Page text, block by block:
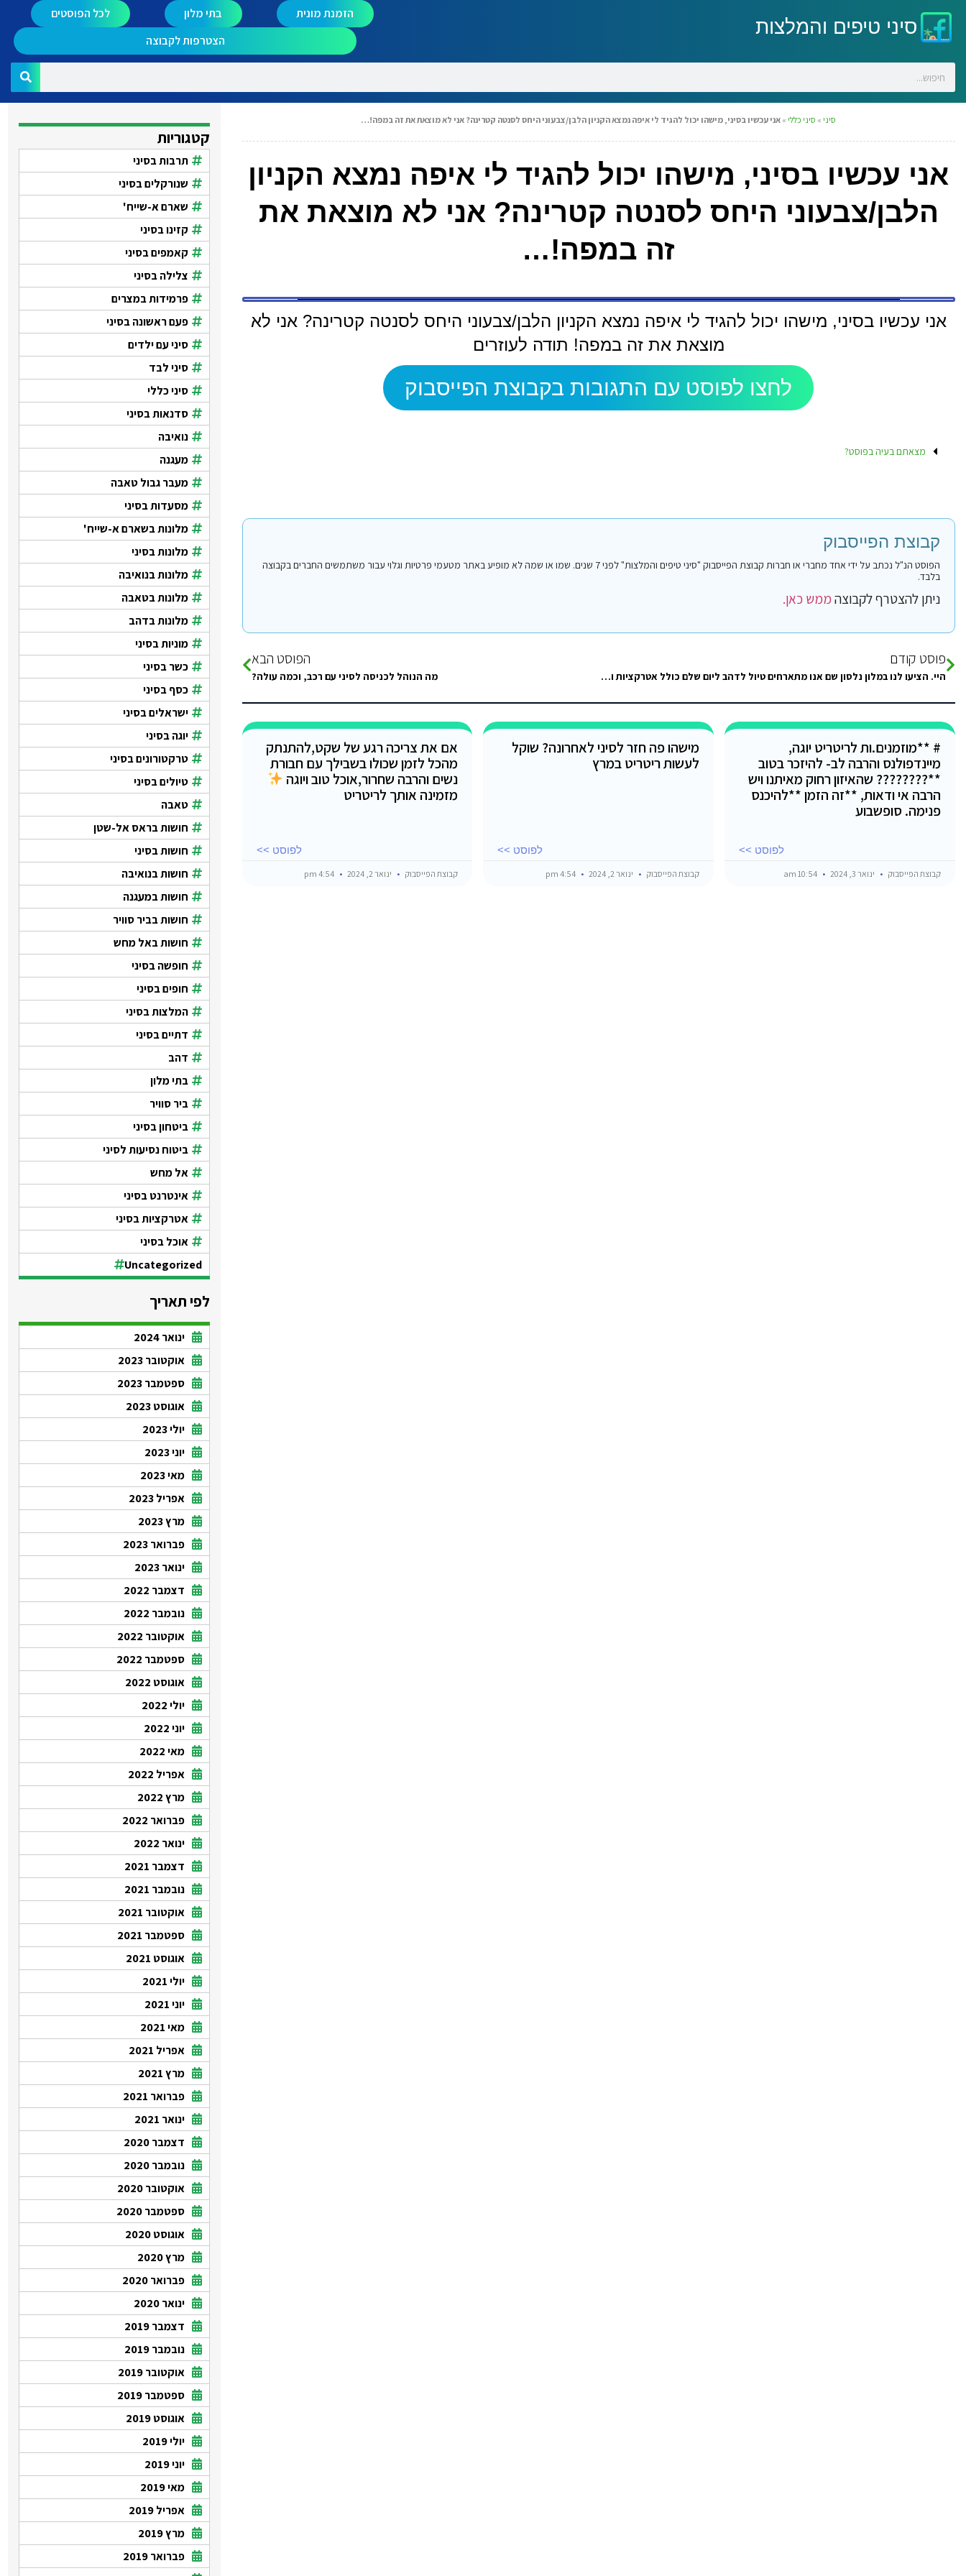
סיני טיפים והמלצות
הזמנת מונית בתי מלון
לכל הפוסטים
הצטרפות לקבוצה
סיני » סיני כללי » אני עכשיו בסיני, מישהו יכול להגיד לי איפה נמצא הקניון הלבן/צבעוני היחס לסנטה קטרינה? אני לא מוצאת את זה במפה!…
אני עכשיו בסיני, מישהו יכול להגיד לי איפה נמצא הקניון
הלבן/צבעוני היחס לסנטה קטרינה? אני לא מוצאת את
זה במפה!…
אני עכשיו בסיני, מישהו יכול להגיד לי איפה נמצא הקניון הלבן/צבעוני היחס לסנטה קטרינה? אני לא
מוצאת את זה במפה! תודה לעוזרים
לחצו לפוסט עם התגובות בקבוצת הפייסבוק
מצאתם בעיה בפוסט?
קבוצת הפייסבוק
הפוסט הנ"ל נכתב על ידי אחד מחברי או חברות קבוצת הפייסבוק "סיני טיפים והמלצות" לפני 7 שנים. שמו או שמה לא מופיע באתר מטעמי פרטיות וגלוי עבור משתמשים החברים בקבוצה
בלבד.
ניתן להצטרף לקבוצהממש כאן.
פוסט קודם
היי. הציעו לנו במלון נלסון שם אנו מתארחים טיול לדהב ליום שלם כולל אטרקציות ושוק. האם מסוכן לנסוע לשם?
הפוסט הבא
מה הנוהל לכניסה לסיני עם רכב, וכמה עולה?
# **מוזמנים.ות לריטריט יוגה,
מיינדפולנס והרבה לב- להיזכר בטוב
**???????? שהאיזון רחוק מאיתנו ויש
הרבה אי ודאות, **זה הזמן **להיכנס
פנימה. סופשבוע
לפוסט >>
קבוצת הפייסבוק ינואר 3, 2024
מישהו פה חזר לסיני לאחרונה? שוקל
לעשות ריטריט במרץ
לפוסט >>
קבוצת הפייסבוק ינואר 2, 2024
אם את צריכה רגע של שקט,להתנתק
מהכל לזמן שכולו בשבילך עם חבורת
נשים והרבה שחרור,אוכל טוב ויוגה
מזמינה אותך לריטריט
לפוסט >>
קבוצת הפייסבוק ינואר 2, 2024
קטגוריות
תרבות בסיני
שנורקלים בסיני
שארם א-שייח'
קזינו בסיני
קאמפים בסיני
צלילה בסיני
פרמידות במצרים
פעם ראשונה בסיני
סיני עם ילדים
סיני לבד
סיני כללי
סדנאות בסיני
נואיבה
מעגנה
מעבר גבול טאבה
מסעדות בסיני
מלונות בשארם א-שייח'
מלונות בסיני
מלונות בנואיבה
מלונות בטאבה
מלונות בדהב
מוניות בסיני
כשר בסיני
כסף בסיני
ישראלים בסיני
יוגה בסיני
טרקטורונים בסיני
טיולים בסיני
טאבה
חושות בראס אל-שטן
חושות בסיני
חושות בנואיבה
חושות במעגנה
חושות בביר סוויר
חושות באל מחש
חופשה בסיני
חופים בסיני
המלצות בסיני
דתיים בסיני
דהב
בתי מלון
ביר סוויר
ביטחון בסיני
ביטוח נסיעות לסיני
אל מחש
אינטרנט בסיני
אטרקציות בסיני
אוכל בסיני
Uncategorized
לפי תאריך
ינואר 2024
אוקטובר 2023
ספטמבר 2023
אוגוסט 2023
יולי 2023
יוני 2023
מאי 2023
אפריל 2023
מרץ 2023
פברואר 2023
ינואר 2023
דצמבר 2022
נובמבר 2022
אוקטובר 2022
ספטמבר 2022
אוגוסט 2022
יולי 2022
יוני 2022
מאי 2022
אפריל 2022
מרץ 2022
פברואר 2022
ינואר 2022
דצמבר 2021
נובמבר 2021
אוקטובר 2021
ספטמבר 2021
אוגוסט 2021
יולי 2021
יוני 2021
מאי 2021
אפריל 2021
מרץ 2021
פברואר 2021
ינואר 2021
דצמבר 2020
נובמבר 2020
אוקטובר 2020
ספטמבר 2020
אוגוסט 2020
מרץ 2020
פברואר 2020
ינואר 2020
דצמבר 2019
נובמבר 2019
אוקטובר 2019
ספטמבר 2019
אוגוסט 2019
יולי 2019
יוני 2019
מאי 2019
אפריל 2019
מרץ 2019
פברואר 2019